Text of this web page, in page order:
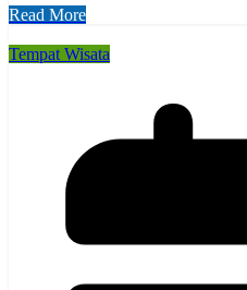
Read More
Tempat Wisata